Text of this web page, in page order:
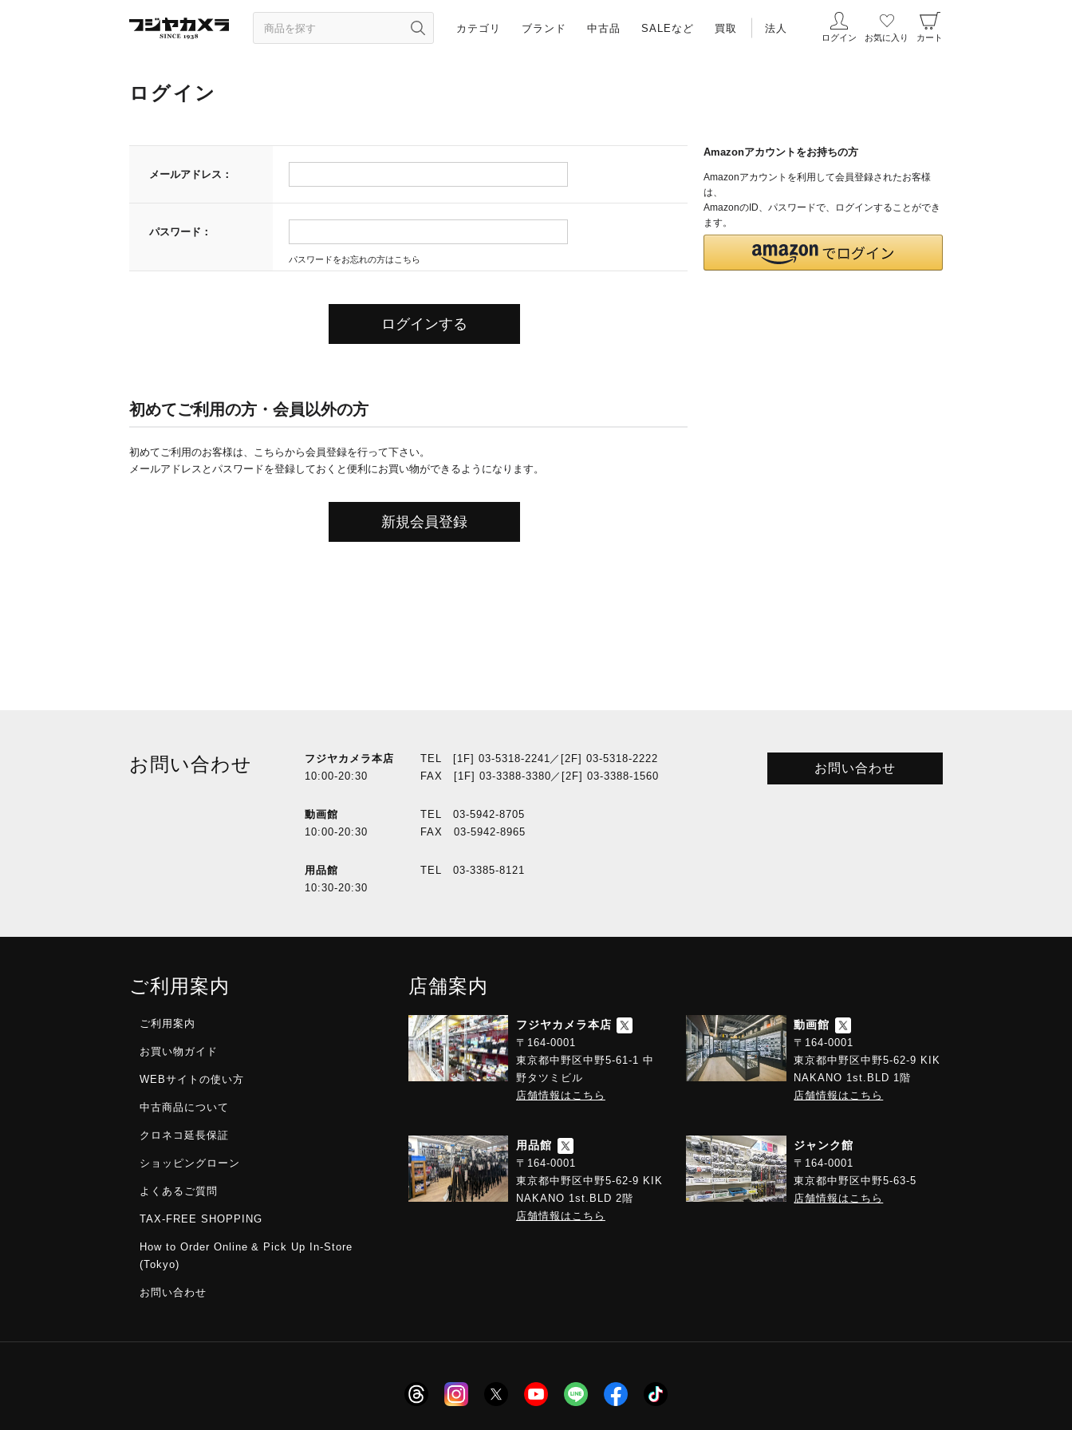
カテゴリ ブランド 中古品 SALEなど 買取 法人
ログイン お気に入り カート
ログイン
メールアドレス：
パスワード：
パスワードをお忘れの方はこちら
Amazonアカウントをお持ちの方
Amazonアカウントを利用して会員登録されたお客様
は、
AmazonのID、パスワードで、ログインすることができ
ます。
初めてご利用の方・会員以外の方
初めてご利用のお客様は、こちらから会員登録を行って下さい。
メールアドレスとパスワードを登録しておくと便利にお買い物ができるようになります。
お問い合わせ
フジヤカメラ本店
10:00-20:30
TEL [1F] 03-5318-2241／[2F] 03-5318-2222
FAX [1F] 03-3388-3380／[2F] 03-3388-1560
動画館
10:00-20:30
TEL 03-5942-8705
FAX 03-5942-8965
用品館
10:30-20:30
TEL 03-3385-8121
お問い合わせ
ご利用案内
ご利用案内
お買い物ガイド
WEBサイトの使い方
中古商品について
クロネコ延長保証
ショッピングローン
よくあるご質問
TAX-FREE SHOPPING
How to Order Online & Pick Up In-Store
(Tokyo)
お問い合わせ
店舗案内
フジヤカメラ本店
〒164-0001
東京都中野区中野5-61-1 中
野タツミビル
店舗情報はこちら
動画館
〒164-0001
東京都中野区中野5-62-9 KIK
NAKANO 1st.BLD 1階
店舗情報はこちら
用品館
〒164-0001
東京都中野区中野5-62-9 KIK
NAKANO 1st.BLD 2階
店舗情報はこちら
ジャンク館
〒164-0001
東京都中野区中野5-63-5
店舗情報はこちら